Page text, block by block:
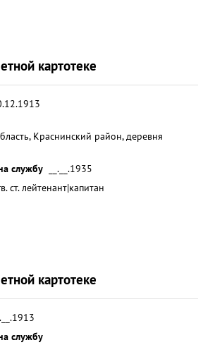
картотеке
Краснинский район, деревня
службу
__.__.1935
ст. лейтенант|капитан
картотеке
службу